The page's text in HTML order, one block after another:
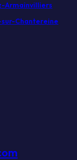
Armainvilliers
Chantereine